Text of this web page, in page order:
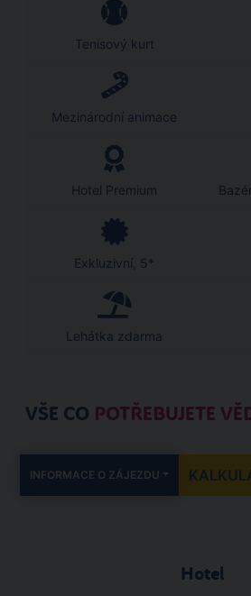
Tenisový kurt
Mezinárodní animace
Hotel Premium
Exkluzivní, 5*
Lehátka zdarma
VŠE CO POTŘEBUJETE
INFORMACE O ZÁJEZDU
Hotel